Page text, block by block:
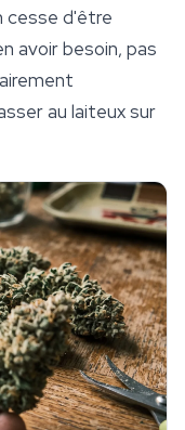
cesse d'être
avoir besoin, pas
au laiteux sur